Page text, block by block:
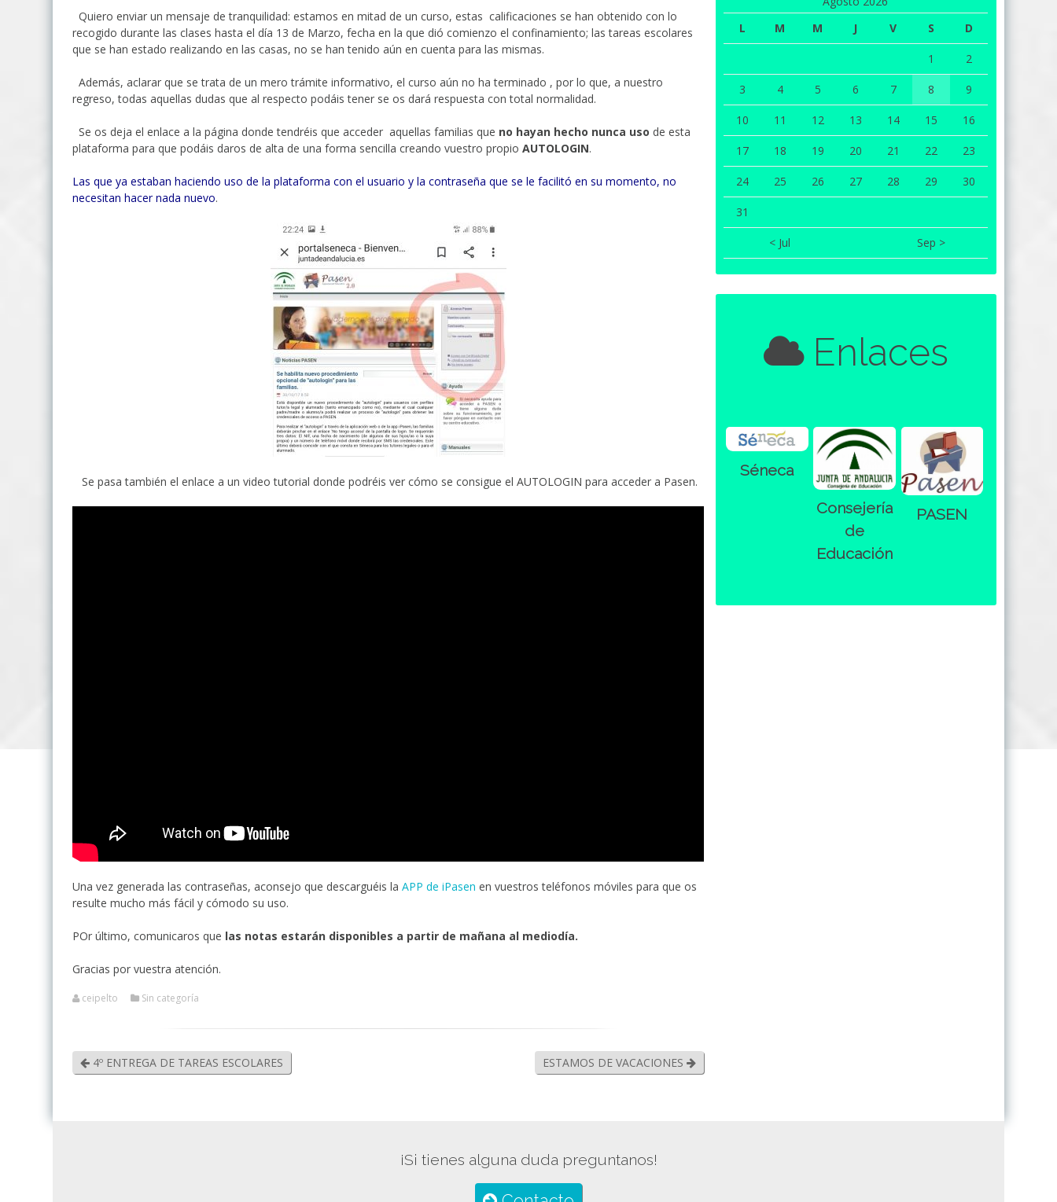
Quiero enviar un mensaje de tranquilidad: estamos en mitad de un curso, estas calificaciones se han obtenido con lo
recogido durante las clases hasta el día 13 de Marzo, fecha en la que dió comienzo el confinamiento; las tareas escolares
que se han estado realizando en las casas, no se han tenido aún en cuenta para las mismas.
Además, aclarar que se trata de un mero trámite informativo, el curso aún no ha terminado , por lo que, a nuestro
regreso, todas aquellas dudas que al respecto podáis tener se os dará respuesta con total normalidad.
Se os deja el enlace a la página donde tendréis que acceder aquellas familias que no hayan hecho nunca uso de esta
plataforma para que podáis daros de alta de una forma sencilla creando vuestro propioAUTOLOGIN.
Las que ya estaban haciendo uso de la plataforma con el usuario y la contraseña que se le facilitó en su momento, no
necesitan hacer nada nuevo.
Se pasa también el enlace a un video tutorial donde podréis ver cómo se consigue el AUTOLOGIN para acceder a Pasen.
Una vez generada las contraseñas, aconsejo que descarguéis laAPP de iPasen en vuestros teléfonos móviles para que os
resulte mucho más fácil y cómodo su uso.
POr último, comunicaros que las notas estarán disponibles a partir de mañana al mediodía.
Gracias por vuestra atención.
ceipelto Sin categoría
4º ENTREGA DE TAREAS ESCOLARES ESTAMOS DE VACACIONES
L
M M J V S D
1 2
3 4 5 6 7 8 9
10 11 12 13 14 15 16
17 18 19 20 21 22 23
24 25 26 27 28 29 30
31
< Jul Sep >
Enlaces
Séneca
Consejería
de
Educación
PASEN
¡Si tienes alguna duda preguntanos!